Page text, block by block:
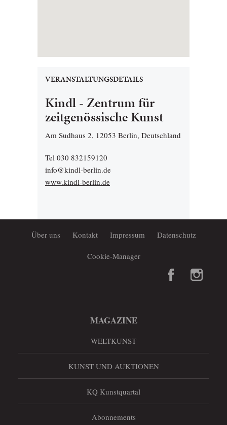
VERANSTALTUNGSDETAILS
Kindl - Zentrum für
zeitgenössische Kunst
Am Sudhaus 2, 12053 Berlin, Deutschland
Tel 030 832159120
info@kindl-berlin.de
www.kindl-berlin.de
Über uns Kontakt Impressum Datenschutz
Cookie-Manager
MAGAZINE
WELTKUNST
KUNST UND AUKTIONEN
KQ Kunstquartal
Abonnements